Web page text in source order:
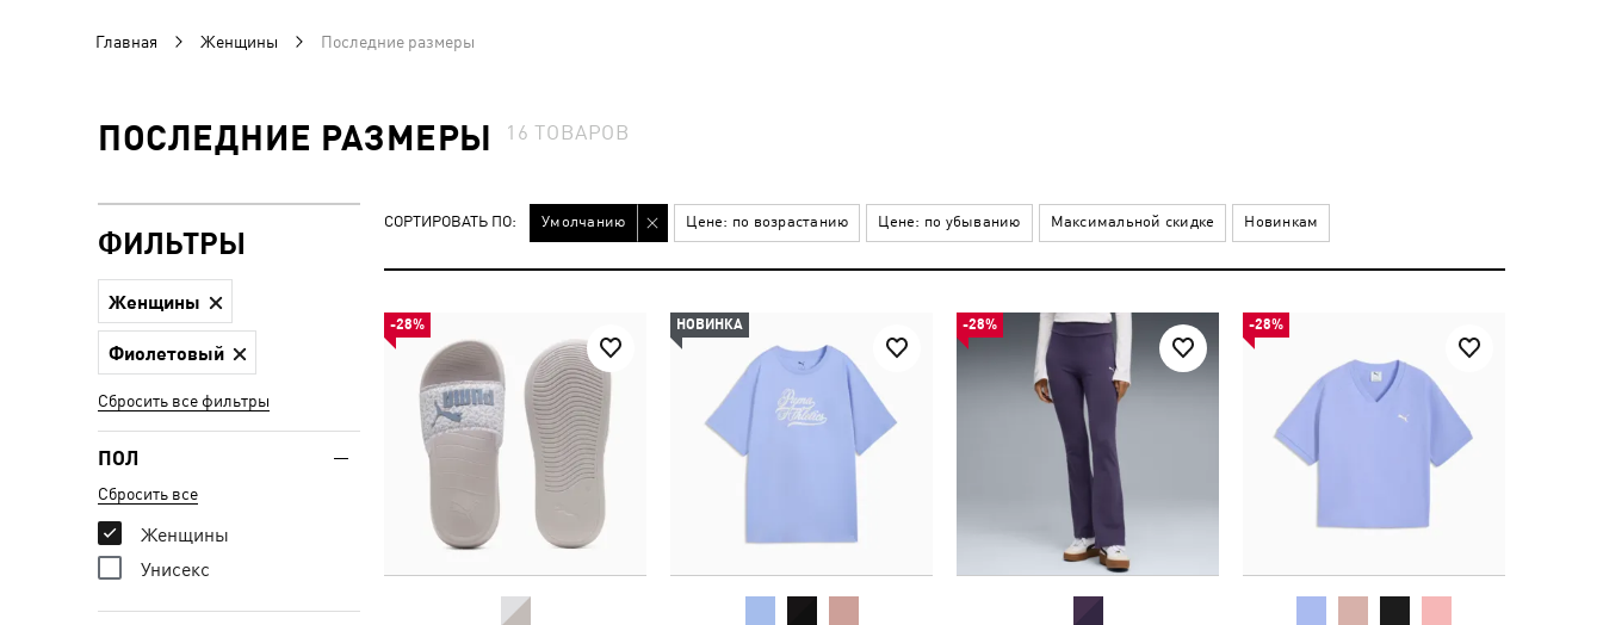
Главная Женщины Последние размеры
ПОСЛЕДНИЕ РАЗМЕРЫ 16ТОВАРОВ
СОРТИРОВАТЬ ПО: Умолчанию Цене: по возрастанию Цене: по убыванию Максимальной скидке Новинкам
-28% НОВИНКА -28% -28%
ФИЛЬТРЫ
Женщины
Фиолетовый
Сбросить все фильтры
ПОЛ
Сбросить все
Женщины
Унисекс